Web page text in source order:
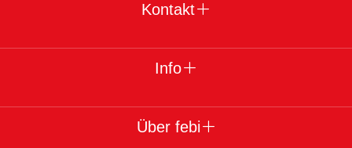
Kontakt
Info
Über febi